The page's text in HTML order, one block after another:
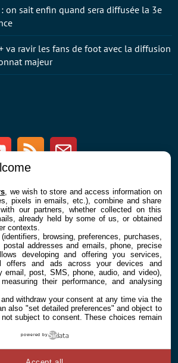
Youtube RSS Newsletter
À PROPOS
Contact
: on sait enfin quand sera diffusée la 3e
va ravir les fans de foot avec la diffusion
majeur
, we wish to store and access information on
pixels in emails, etc.), combine and share
our partners, whether collected on this
already held by some of us, or obtained
contexts.
browsing, preferences, purchases,
postal addresses and emails, phone, precise
developing and offering you services,
offers and ads across your devices and
email, post, SMS, phone, audio, and video),
their performance, and analysing
withdraw your consent at any time via the
also "set detailed preferences" and object to
subject to consent. These choices remain
powered by